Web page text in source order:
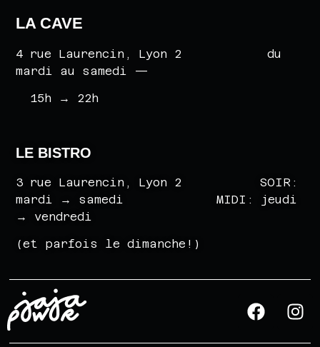
LA CAVE
4 rue Laurencin, Lyon 2 du
mardi au samedi —
15h → 22h
LE BISTRO
3 rue Laurencin, Lyon 2 SOIR:
mardi
→ samedi MIDI: jeudi
→
vendredi
(et parfois le dimanche!)